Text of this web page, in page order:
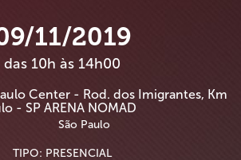
11/2019
das 10h às 14h00
Center - Rod. dos Imigrantes, Km
- SP ARENA NOMAD
São Paulo
TIPO: PRESENCIAL